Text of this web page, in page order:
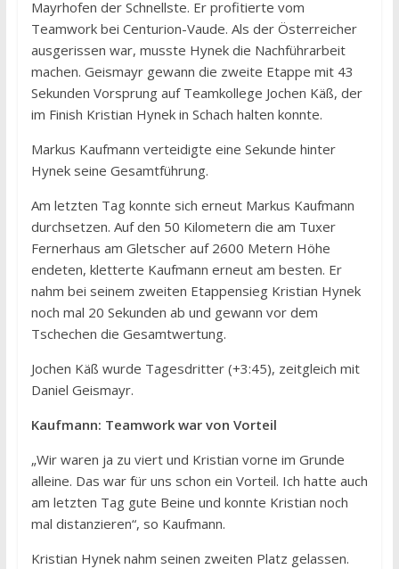
Mayrhofen der Schnellste. Er profitierte vom
Teamwork bei Centurion-Vaude. Als der Österreicher
ausgerissen war, musste Hynek die Nachführarbeit
machen. Geismayr gewann die zweite Etappe mit 43
Sekunden Vorsprung auf Teamkollege Jochen Käß, der
im Finish Kristian Hynek in Schach halten konnte.
Markus Kaufmann verteidigte eine Sekunde hinter
Hynek seine Gesamtführung.
Am letzten Tag konnte sich erneut Markus Kaufmann
durchsetzen. Auf den 50 Kilometern die am Tuxer
Fernerhaus am Gletscher auf 2600 Metern Höhe
endeten, kletterte Kaufmann erneut am besten. Er
nahm bei seinem zweiten Etappensieg Kristian Hynek
noch mal 20 Sekunden ab und gewann vor dem
Tschechen die Gesamtwertung.
Jochen Käß wurde Tagesdritter (+3:45), zeitgleich mit
Daniel Geismayr.
Kaufmann: Teamwork war von Vorteil
„Wir waren ja zu viert und Kristian vorne im Grunde
alleine. Das war für uns schon ein Vorteil. Ich hatte auch
am letzten Tag gute Beine und konnte Kristian noch
mal distanzieren“, so Kaufmann.
Kristian Hynek nahm seinen zweiten Platz gelassen.